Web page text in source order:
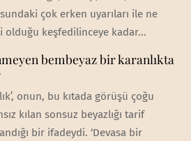
çok erken uyarıları ile ne
olduğu keşfedilinceye kadar...
bembeyaz bir karanlıkta
onun, bu kıtada görüşü çoğu
kılan sonsuz beyazlığı tarif
bir ifadeydi. ‘Devasa bir